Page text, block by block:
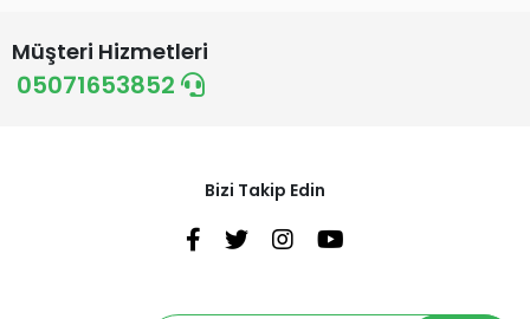
Müşteri Hizmetleri
05071653852
Bizi Takip Edin